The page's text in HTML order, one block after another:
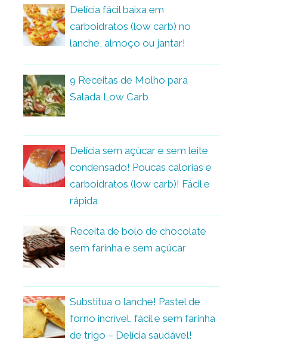
Delícia fácil baixa em
carboidratos (low carb) no
lanche, almoço ou jantar!
9 Receitas de Molho para
Salada Low Carb
Delícia sem açúcar e sem leite
condensado! Poucas calorias e
carboidratos (low carb)! Fácil e
rápida
Receita de bolo de chocolate
sem farinha e sem açúcar
Substitua o lanche! Pastel de
forno incrível, fácil e sem farinha
de trigo – Delícia saudável!